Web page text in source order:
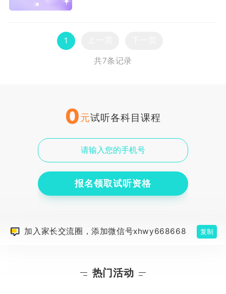
1
共7条记录
0元试听各科目课程
报名领取试听资格
加入家长交流圈，添加微信号xhwy668668 复制
热门活动